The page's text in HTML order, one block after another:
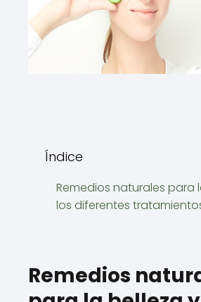
Índice
Remedios naturales para
los diferentes
Remedios